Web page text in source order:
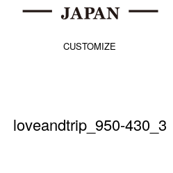
CUSTOMIZE
loveandtrip_950-430_3